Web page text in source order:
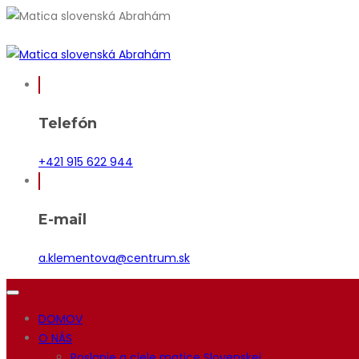
Telefón
+421 915 622 944
E-mail
a.klementova@centrum.sk
DOMOV
O NÁS